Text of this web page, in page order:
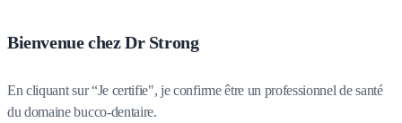
Bienvenue chez Dr Strong
En cliquant sur “Je certifie", je confirme être un professionnel de santé
du domaine bucco-dentaire.